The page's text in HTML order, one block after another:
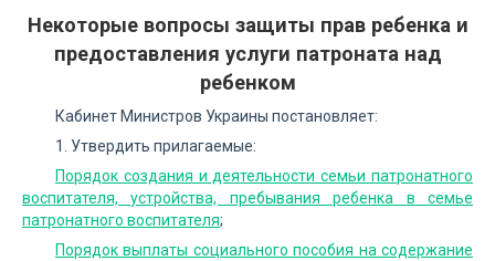
Некоторые вопросы защиты прав ребенка и
предоставления услуги патроната над
ребенком
Кабинет Министров Украины постановляет:
1. Утвердить прилагаемые:
Порядок создания и деятельности семьи патронатного
воспитателя, устройства, пребывания ребенка в семье
патронатного воспитателя;
Порядок выплаты социального пособия на содержание